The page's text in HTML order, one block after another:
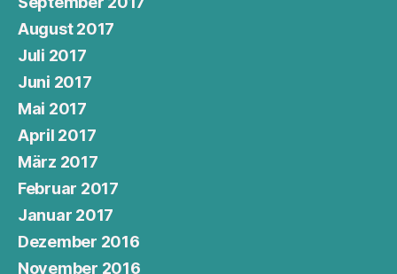
August 2017
Juli 2017
Juni 2017
Mai 2017
April 2017
März 2017
Februar 2017
Januar 2017
Dezember 2016
November 2016